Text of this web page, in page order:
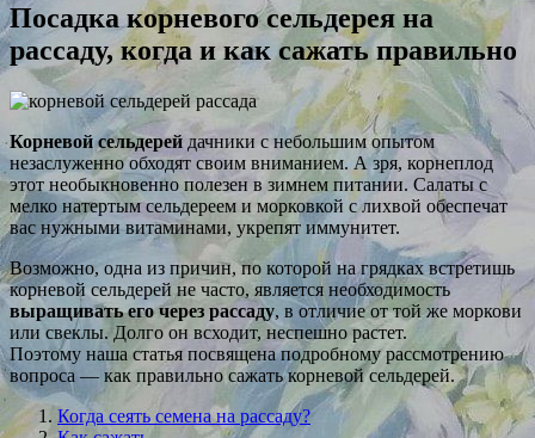
Посадка корневого сельдерея на
рассаду, когда и как сажать правильно
Корневой сельдерей дачники с небольшим опытом
незаслуженно обходят своим вниманием. А зря, корнеплод
этот необыкновенно полезен в зимнем питании. Салаты с
мелко натертым сельдереем и морковкой с лихвой обеспечат
вас нужными витаминами, укрепят иммунитет.
Возможно, одна из причин, по которой на грядках встретишь
корневой сельдерей не часто, является необходимость
выращивать его через рассаду, в отличие от той же моркови
или свеклы. Долго он всходит, неспешно растет.
Поэтому наша статья посвящена подробному рассмотрению
вопроса — как правильно сажать корневой сельдерей.
Когда сеять семена на рассаду?